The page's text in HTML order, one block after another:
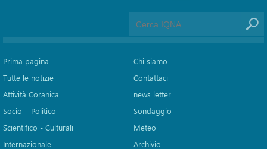
Prima pagina
Tutte le notizie
Attività Coranica
Socio – Politico
Scientifico - Culturali
Internazionale
Chi siamo
Contattaci
news letter
Sondaggio
Meteo
Archivio